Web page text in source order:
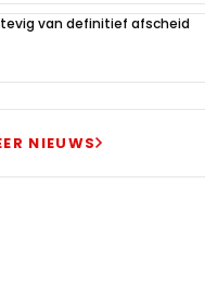
van definitief afscheid
NIEUWS